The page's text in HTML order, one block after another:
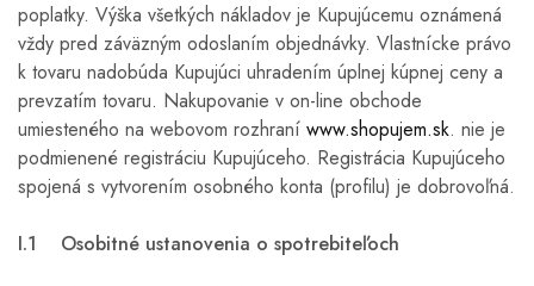
poplatky. Výška všetkých nákladov je Kupujúcemu oznámená
vždy pred záväzným odoslaním objednávky. Vlastnícke právo
k tovaru nadobúda Kupujúci uhradením úplnej kúpnej ceny a
prevzatím tovaru. Nakupovanie v on-line obchode
umiesteného na webovom rozhraní www.shopujem.sk. nie je
podmienené registráciu Kupujúceho. Registrácia Kupujúceho
spojená s vytvorením osobného konta (profilu) je dobrovoľná.
I.1 Osobitné ustanovenia o spotrebiteľoch